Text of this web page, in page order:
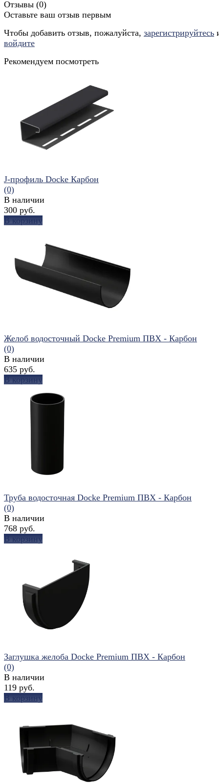
Отзывы (0)
Оставьте ваш отзыв первым
Чтобы добавить отзыв, пожалуйста, зарегистрируйтесь
войдите
Рекомендуем посмотреть
избранное сравнить
J-профиль Docke Карбон
(0)
В наличии
300 руб.
В корзину
избранное
Желоб водосточный Docke Premium ПВХ - Карбон
(0)
В наличии
635 руб.
В корзину
избранное сравнить
Труба водосточная Docke Premium ПВХ - Карбон
(0)
В наличии
768 руб.
В корзину
избранное сравнить
Заглушка желоба Docke Premium ПВХ - Карбон
(0)
В наличии
119 руб.
В корзину